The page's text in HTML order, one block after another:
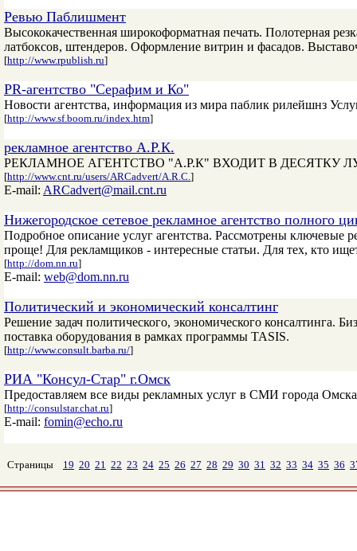
Ревью Паблишмент
Высококачественная широкоформатная печать. Полотерная
латбоксов, штендеров. Оформление витрин и фасадов.
[http://www.rpublish.ru]
PR-агентство "Серафим и Ко"
Новости агентства, информация из мира паблик рилейшнз
[http://www.sf.boom.ru/index.htm]
рекламное агентство А.Р.К.
РЕКЛАМНОЕ АГЕНТСТВО "А.Р.К" ВХОДИТ В ДЕСЯТКУ
[http://www.cnt.ru/users/ARCadvert/A.R.C.]
E-mail: ARCadvert@mail.cnt.ru
Нижегородское сетевое рекламное агентство полного
Подробное описание услуг агентства. Рассмотрены ключевые
проще! Для рекламщиков - интересные статьи. Для тех, кто
[http://dom.nn.ru]
E-mail: web@dom.nn.ru
Политический и экономический консалтинг
Решение задач политического, экономического консалтинга.
поставка оборудования в рамках программы TASIS.
[http://www.consult.barba.ru/]
РИА "Консул-Стар" г.Омск
Предоставляем все виды рекламных услуг в СМИ города
[http://consulstar.chat.ru]
E-mail: fomin@echo.ru
Страницы 19 20 21 22 23 24 25 26 27 28 29 30 31 32 33 34 35 36